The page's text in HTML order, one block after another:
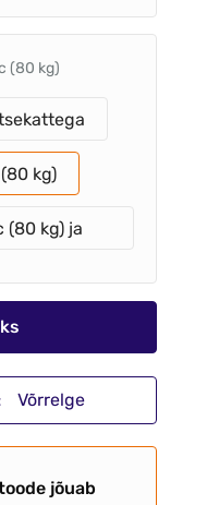
(80 kg)
kg)
(80 kg) ja
Võrrelge
jõuab